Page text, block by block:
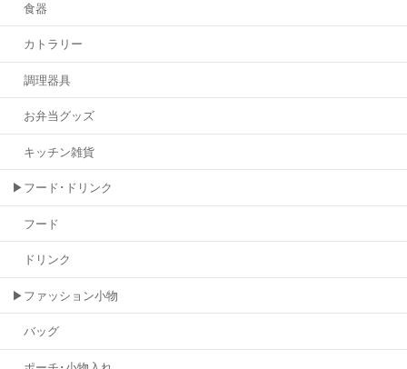
食器
カトラリー
調理器具
お弁当グッズ
キッチン雑貨
▶フード･ドリンク
フード
ドリンク
▶ファッション小物
バッグ